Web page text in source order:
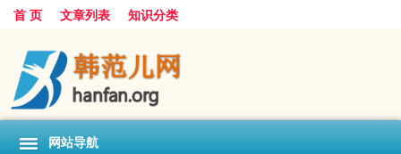
首 页 文章列表 知识分类
网站导航